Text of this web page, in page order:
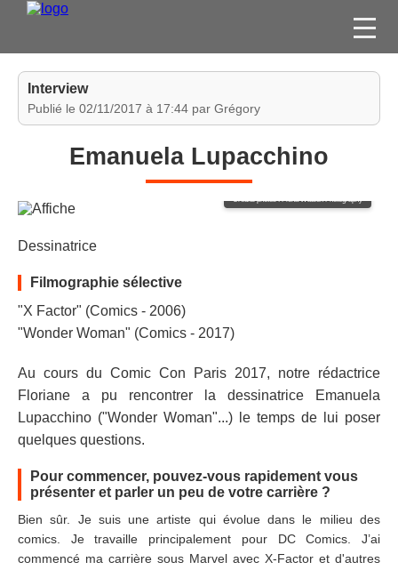
FILMS
JEUX VIDÉO
Interview
Publié le 02/11/2017 à 17:44 par Grégory
Emanuela Lupacchino
Crédits photos : Fiona Watson Photography
Dessinatrice
Filmographie sélective
"X Factor" (Comics - 2006)
"Wonder Woman" (Comics - 2017)
Au cours du Comic Con Paris 2017, notre rédactrice
Floriane a pu rencontrer la dessinatrice Emanuela
Lupacchino ("Wonder Woman"...) le temps de lui poser
quelques questions.
Pour commencer, pouvez-vous rapidement vous
présenter et parler un peu de votre carrière ?
Bien sûr. Je suis une artiste qui évolue dans le milieu des
comics. Je travaille principalement pour DC Comics. J’ai
commencé ma carrière sous Marvel avec X-Factor et d'autres